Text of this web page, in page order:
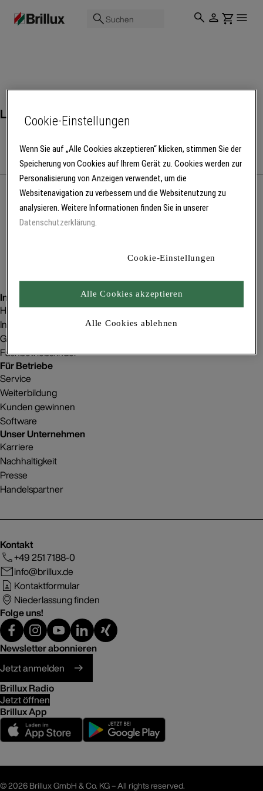
Suchen
Lacke
Mehr Produkte laden
Inspiration
Homestorys
Innenraumgestaltung
Gebäudeprojekte
Fachbetriebsfinder
Für Betriebe
Service
Weiterbildung
Kunden gewinnen
Software
Unser Unternehmen
Karriere
Nachhaltigkeit
Presse
Handelspartner
Kontakt
+49 251 7188-0
info@brillux.de
Kontaktformular
Niederlassung finden
Folge uns!
Newsletter abonnieren
Jetzt anmelden
Brillux Radio
Jetzt öffnen
Brillux App
©2026 Brillux GmbH & Co. KG – All rights reserved.
Cookie-Einstellungen
Wenn Sie auf „Alle Cookies akzeptieren“ klicken, stimmen Sie der
Speicherung von Cookies auf Ihrem Gerät zu. Cookies werden zur
Personalisierung von Anzeigen verwendet, um die
Websitenavigation zu verbessern und die Websitenutzung zu
analysieren. Weitere Informationen finden Sie in unserer
Datenschutzerklärung.
Cookie-Einstellungen
Alle Cookies ablehnen
Alle Cookies akzeptieren